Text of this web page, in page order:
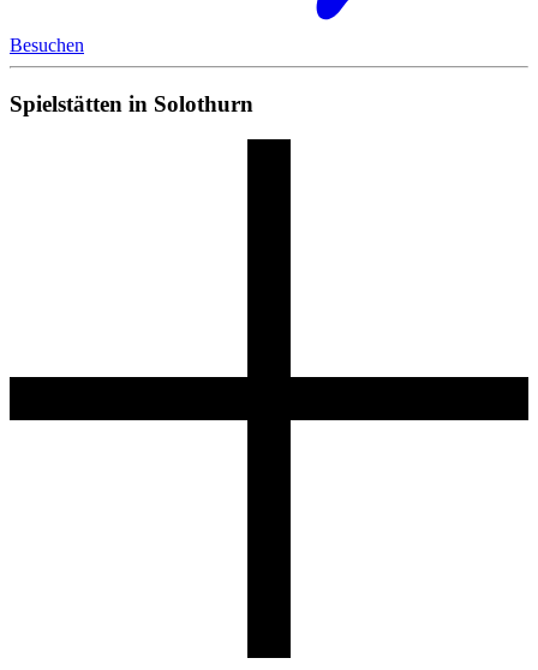
Besuchen
Spielstätten in Solothurn